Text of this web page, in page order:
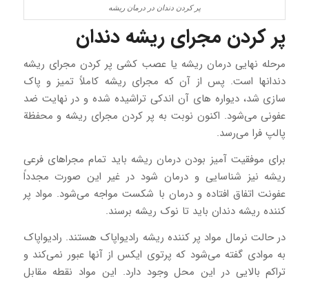
پر کردن دندان در درمان ریشه
پر کردن مجرای ریشه دندان
مرحله نهایی درمان ریشه یا عصب ‌کشی پر کردن مجرای ریشه
دندانها است. پس از آن که مجرای ریشه کاملاً تمیز و پاک
سازی شد، دیواره‌ های آن اندکی تراشیده شده و در نهایت ضد
عفونی می‌شود. اکنون نوبت به پر کردن مجرای ریشه و محفظة
پالپ فرا می‌رسد.
برای موفقیت‌ آمیز بودن درمان ریشه باید تمام مجراهای فرعی
ریشه نیز شناسایی و درمان شود در غیر این صورت مجدداً
عفونت اتفاق ‌افتاده و درمان با شکست مواجه می‌شود. مواد پر
کننده ریشه دندان باید تا نوک ریشه برسند.
در حالت نرمال مواد پر کننده ریشه رادیواپاک هستند. رادیواپاک
به موادی گفته می‌شود که پرتوی ایکس از آنها عبور نمی‌کند و
تراکم بالایی در این محل وجود دارد. این مواد نقطه مقابل